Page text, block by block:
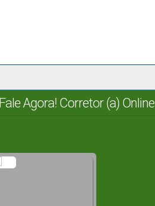
Fale Agora! Corretor (a) Online